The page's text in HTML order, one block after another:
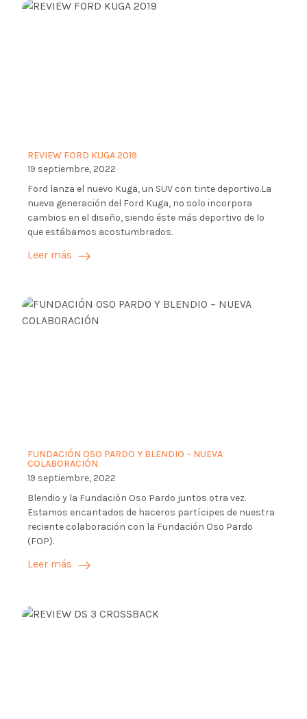
REVIEW FORD KUGA 2019
19 septiembre, 2022
Ford lanza el nuevo Kuga, un SUV con tinte deportivo.La
nueva generación del Ford Kuga, no solo incorpora
cambios en el diseño, siendo éste más deportivo de lo
que estábamos acostumbrados.
Leer más
FUNDACIÓN OSO PARDO Y BLENDIO – NUEVA
COLABORACIÓN
19 septiembre, 2022
Blendio y la Fundación Oso Pardo juntos otra vez.
Estamos encantados de haceros partícipes de nuestra
reciente colaboración con la Fundación Oso Pardo
(FOP).
Leer más